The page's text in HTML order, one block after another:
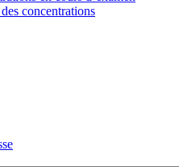
concentrations